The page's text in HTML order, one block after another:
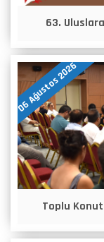
63.
06 Ağustos 2026
Toplu